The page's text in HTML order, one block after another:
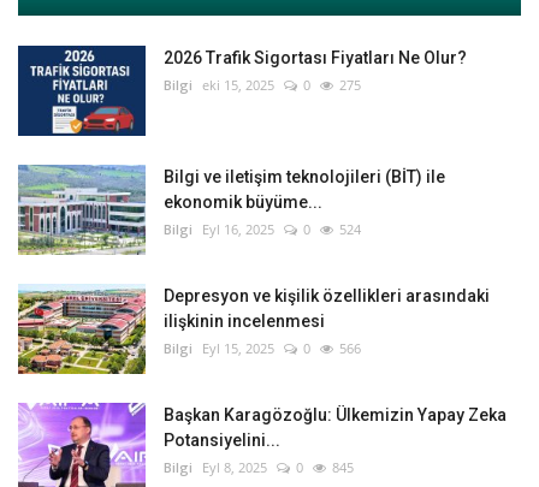
2026 Trafik Sigortası Fiyatları Ne Olur?
Bilgi eki 15, 2025 0 275
Bilgi ve iletişim teknolojileri (BİT) ile
ekonomik büyüme...
Bilgi Eyl 16, 2025 0 524
Depresyon ve kişilik özellikleri arasındaki
ilişkinin incelenmesi
Bilgi Eyl 15, 2025 0 566
Başkan Karagözoğlu: Ülkemizin Yapay Zeka
Potansiyelini...
Bilgi Eyl 8, 2025 0 845